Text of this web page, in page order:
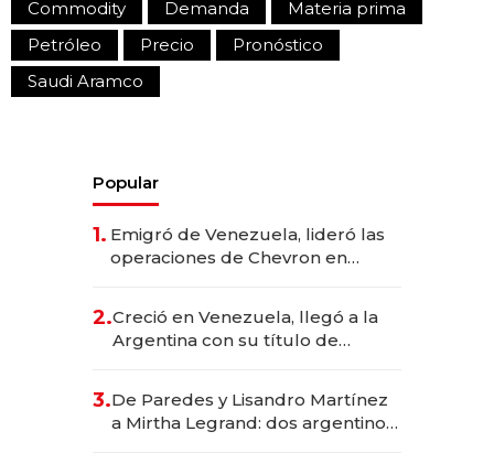
Commodity
Demanda
Materia prima
Petróleo
Precio
Pronóstico
Saudi Aramco
Popular
1. Emigró de Venezuela, lideró las
operaciones de Chevron en
2.Creció en Venezuela, llegó a la
Argentina con su título de
las marcas "fast premium"
3.De Paredes y Lisandro Martínez
a Mirtha Legrand: dos argentinos